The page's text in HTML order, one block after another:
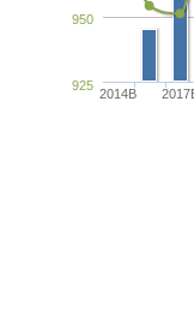
2014B
925
950